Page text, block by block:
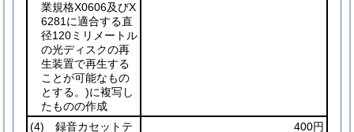
業規格X0606及びX
6281に適合する直
径120ミリメートル
の光ディスクの再
生装置で再生する
ことが可能なもの
とする。)に複写し
たものの作成
(4) 録音カセットテ 400円